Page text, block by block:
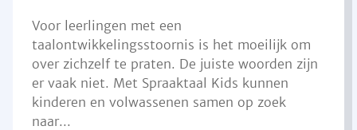
Voor leerlingen met een
taalontwikkelingsstoornis is het moeilijk om
over zichzelf te praten. De juiste woorden zijn
er vaak niet. Met Spraaktaal Kids kunnen
kinderen en volwassenen samen op zoek
naar...